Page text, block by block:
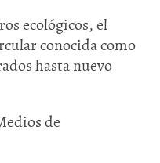
ecológicos, el
conocida como
hasta nuevo
de